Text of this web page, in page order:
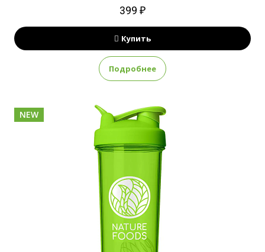
399 ₽
Купить
Подробнее
NEW